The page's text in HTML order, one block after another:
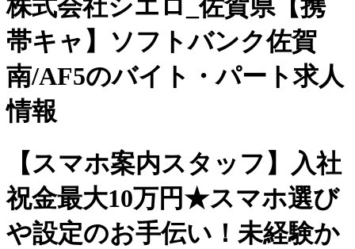
株式会社シエロ_佐賀県【携
帯キャ】ソフトバンク佐賀
南/AF5のバイト・パート求人
情報
【スマホ案内スタッフ】入社
祝金最大10万円★スマホ選び
や設定のお手伝い！未経験か